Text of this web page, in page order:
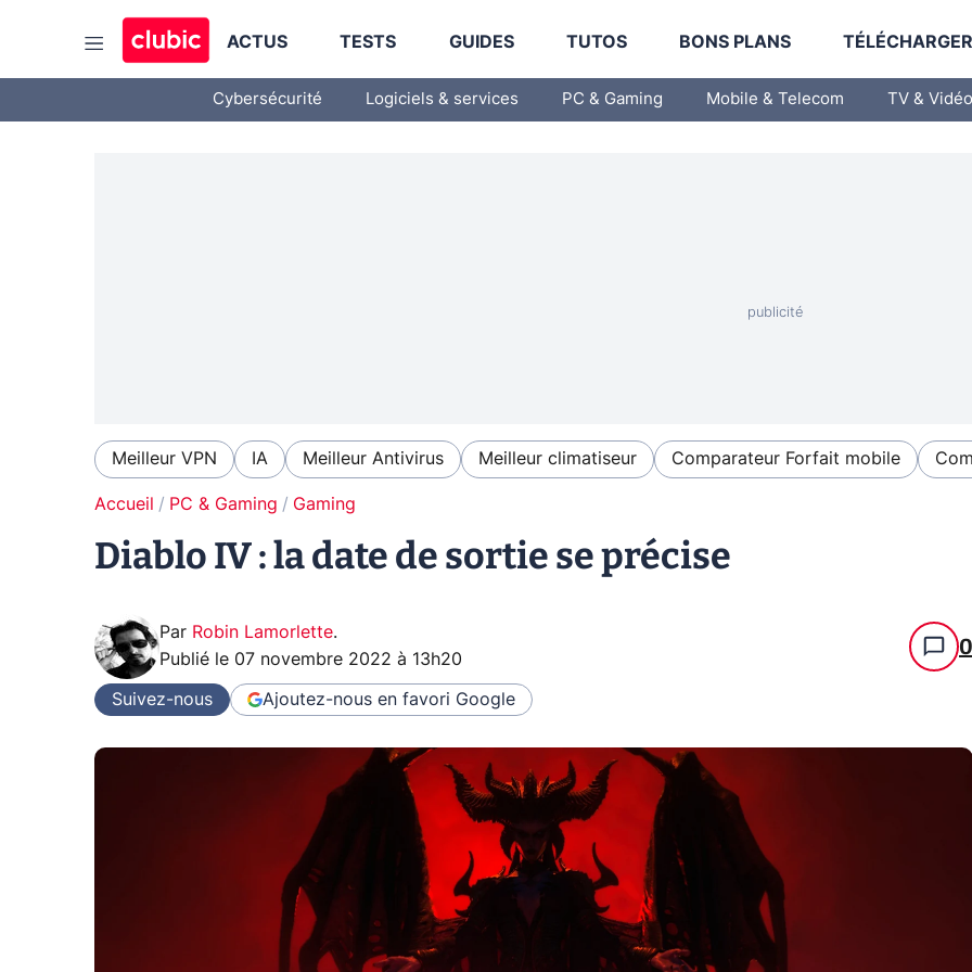
ACTUS TESTS GUIDES TUTOS BONS PLANS
Cybersécurité Logiciels & services PC & Gaming Mobile & Telecom TV & Vidéo
Meilleur VPN IA Meilleur Antivirus Meilleur climatiseur Comparateur Forfait mobile
Accueil PC & Gaming Gaming
Diablo IV : la date de sortie se précise
Par Robin Lamorlette.
Publié le 07 novembre 2022 à 13h20 0
Suivez-nous Ajoutez-nous en favori Google